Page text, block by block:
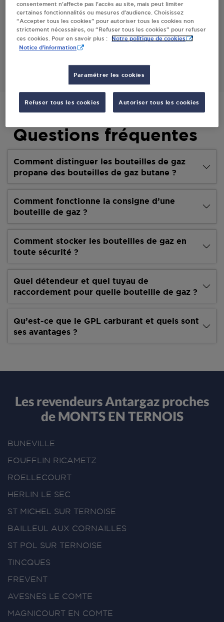
GALLET MONTS EN TERNOIS
7 ROUTE DE GOUY
62130MONTS EN TERNOIS
Questions fréquentes
Comment distinguer les bouteilles de gaz
propane des bouteilles de gaz butane ?
Comment fonctionne la consigne d’une
bouteille de gaz ?
Comment stocker les bouteilles de gaz en
toute sécurité ?
Quel détendeur et quel tuyau de
raccordement pour quelle bouteille de gaz ?
Qu’est-ce que le GPL carburant et quels sont
ses avantages ?
Les revendeurs Antargaz proches
de MONTS EN TERNOIS
BUNEVILLE
FOUFFLIN RICAMETZ
ROELLECOURT
HERLIN LE SEC
ST MICHEL SUR TERNOISE
BAILLEUL AUX CORNAILLES
ST POL SUR TERNOISE
TINCQUES
FREVENT
AVESNES LE COMTE
MAGNICOURT EN COMTE
consentement n’affecte pas l’accès au site, mais peut limiter
certaines fonctionnalités ou mesures d’audience. Choisissez
“Accepter tous les cookies” pour autoriser tous les cookies non
strictement nécessaires, ou “Refuser tous les cookies” pour refuser
ces cookies. Pour en savoir plus :
Notre politique de cookies
Notice d'information
Paramétrer les cookies
Refuser tous les cookies Autoriser tous les cookies